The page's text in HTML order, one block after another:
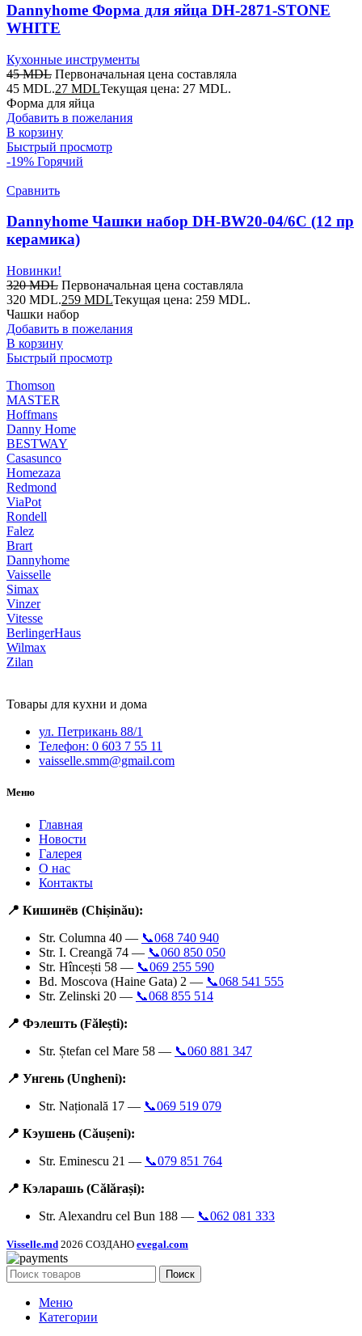
Dannyhome Форма для яйца DH-2871-STONE
WHITE
Кухонные инструменты
45MDL Первоначальная цена составляла
45 MDL.27 MDLТекущая цена: 27 MDL.
Форма для яйца
Добавить в пожелания
В корзину
Быстрый просмотр
-19% Горячий
Сравнить
Dannyhome Чашки набор DH-BW20-04/6C (12 пр
керамика)
Новинки!
320MDL Первоначальная цена составляла
320 MDL.259 MDLТекущая цена: 259 MDL.
Чашки набор
Добавить в пожелания
В корзину
Быстрый просмотр
Thomson
MASTER
Hoffmans
Danny Home
BESTWAY
Casasunco
Homezaza
Redmond
ViaPot
Rondell
Falez
Brart
Dannyhome
Vaisselle
Simax
Vinzer
Vitesse
BerlingerHaus
Wilmax
Zilan
Товары для кухни и дома
ул. Петрикань 88/1
Телефон: 0 603 7 55 11
vaisselle.smm@gmail.com
Меню
Главная
Новости
Галерея
О нас
Контакты
📍 Кишинёв (Chișinău):
Str. Columna 40 — 📞068 740 940
Str. I. Creangă 74 — 📞060 850 050
Str. Hîncești 58 — 📞069 255 590
Bd. Moscova (Haine Gata) 2 — 📞068 541 555
Str. Zelinski 20 — 📞068 855 514
📍 Фэлешть (Fălești):
Str. Ștefan cel Mare 58 — 📞060 881 347
📍 Унгень (Ungheni):
Str. Națională 17 — 📞069 519 079
📍 Кэушень (Căușeni):
Str. Eminescu 21 — 📞079 851 764
📍 Кэларашь (Călărași):
Str. Alexandru cel Bun 188 — 📞062 081 333
Visselle.md 2026 СОЗДАНО evegal.com
Поиск
Меню
Категории